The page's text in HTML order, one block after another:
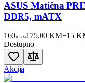
ASUS Matična
DDR5, mATX
160 00KM175,00 KM−15
Dostupno
Akcija